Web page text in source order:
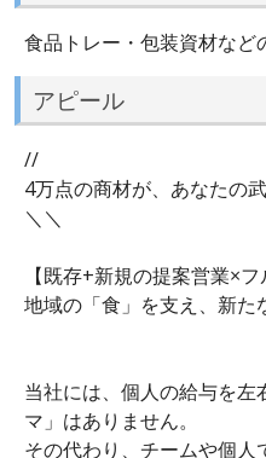
食品トレー・包装資材など
アピール
//
4万点の商材が、あなたの
＼＼
【既存+新規の提案営業×
地域の「食」を支え、新た
当社には、個人の給与を
マ」はありません。
その代わり、チームや個人